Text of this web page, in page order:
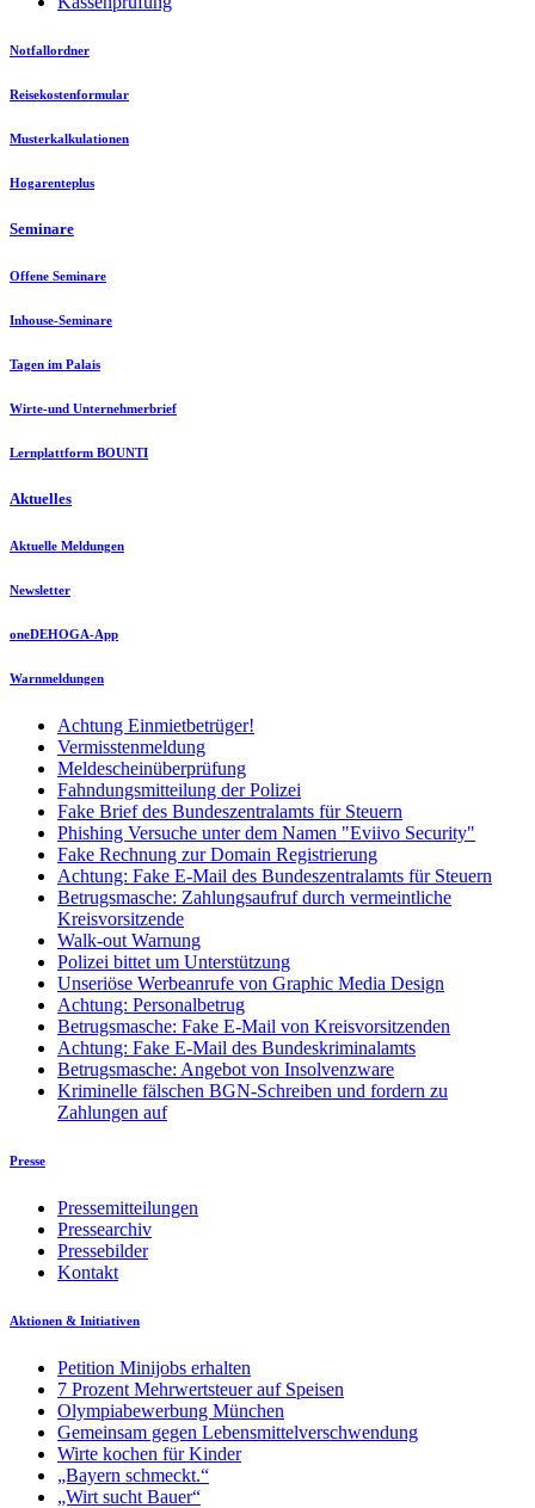
Notfallordner
Reisekostenformular
Musterkalkulationen
Hogarenteplus
Seminare
Offene Seminare
Inhouse-Seminare
Tagen im Palais
Wirte-und Unternehmerbrief
Lernplattform BOUNTI
Aktuelles
Aktuelle Meldungen
Newsletter
oneDEHOGA-App
Warnmeldungen
Achtung Einmietbetrüger!
Vermisstenmeldung
Meldescheinüberprüfung
Fahndungsmitteilung der Polizei
Fake Brief des Bundeszentralamts für Steuern
Phishing Versuche unter dem Namen "Eviivo Security"
Fake Rechnung zur Domain Registrierung
Achtung: Fake E-Mail des Bundeszentralamts für Steuern
Betrugsmasche: Zahlungsaufruf durch vermeintliche
Kreisvorsitzende
Walk-out Warnung
Polizei bittet um Unterstützung
Unseriöse Werbeanrufe von Graphic Media Design
Achtung: Personalbetrug
Betrugsmasche: Fake E-Mail von Kreisvorsitzenden
Achtung: Fake E-Mail des Bundeskriminalamts
Betrugsmasche: Angebot von Insolvenzware
Kriminelle fälschen BGN-Schreiben und fordern zu
Zahlungen auf
Presse
Pressemitteilungen
Pressearchiv
Pressebilder
Kontakt
Aktionen & Initiativen
Petition Minijobs erhalten
7 Prozent Mehrwertsteuer auf Speisen
Olympiabewerbung München
Gemeinsam gegen Lebensmittelverschwendung
Wirte kochen für Kinder
„Bayern schmeckt.“
„Wirt sucht Bauer“